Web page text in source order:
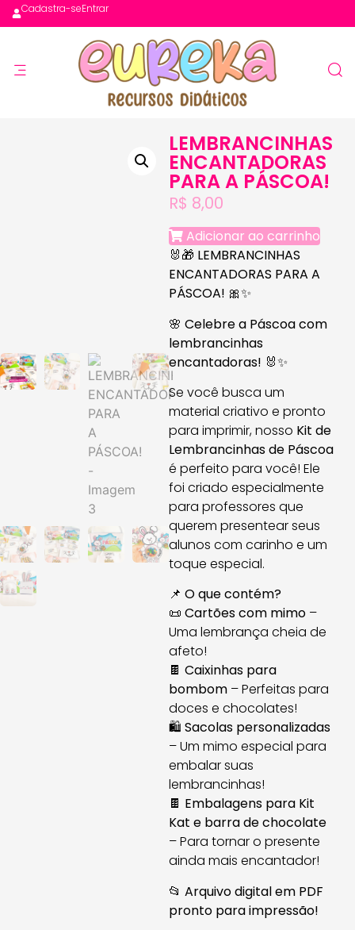
Cadastra-seEntrar
LEMBRANCINHAS
ENCANTADORAS
PARA A PÁSCOA!
R$ 8,00
Adicionar ao carrinho
🐰🎁 LEMBRANCINHAS
ENCANTADORAS PARA A
PÁSCOA! 🎀✨
🌸 Celebre a Páscoa com
lembrancinhas
encantadoras! 🐰✨
Se você busca um
material criativo e pronto
para imprimir, nosso Kit de
Lembrancinhas de Páscoa
é perfeito para você! Ele
foi criado especialmente
para professores que
querem presentear seus
alunos com carinho e um
toque especial.
📌 O que contém?
📜 Cartões com mimo–
Uma lembrança cheia de
afeto!
🍫 Caixinhas para
bombom– Perfeitas para
doces e chocolates!
🛍️ Sacolas personalizadas
– Um mimo especial para
embalar suas
lembrancinhas!
🍫 Embalagens para Kit
Kat e barra de chocolate
– Para tornar o presente
ainda mais encantador!
📂 Arquivo digital em PDF
pronto para impressão!